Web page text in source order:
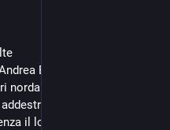
Bartz, Charles Graeber
nordamericani, intentano
il suo sistema
il loro consenso. Il caso